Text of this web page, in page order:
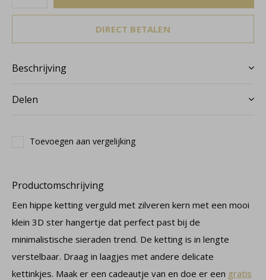
DIRECT BETALEN
Beschrijving
Delen
Toevoegen aan vergelijking
Productomschrijving
Een hippe ketting verguld met zilveren kern met een mooi
klein 3D ster hangertje dat perfect past bij de
minimalistische sieraden trend. De ketting is in lengte
verstelbaar. Draag in laagjes met andere delicate
kettinkjes. Maak er een cadeautje van en doe er een gratis